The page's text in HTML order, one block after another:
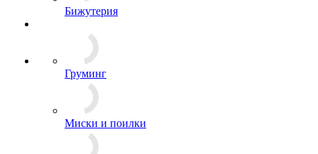
Бижутерия
Груминг
Миски и поилки